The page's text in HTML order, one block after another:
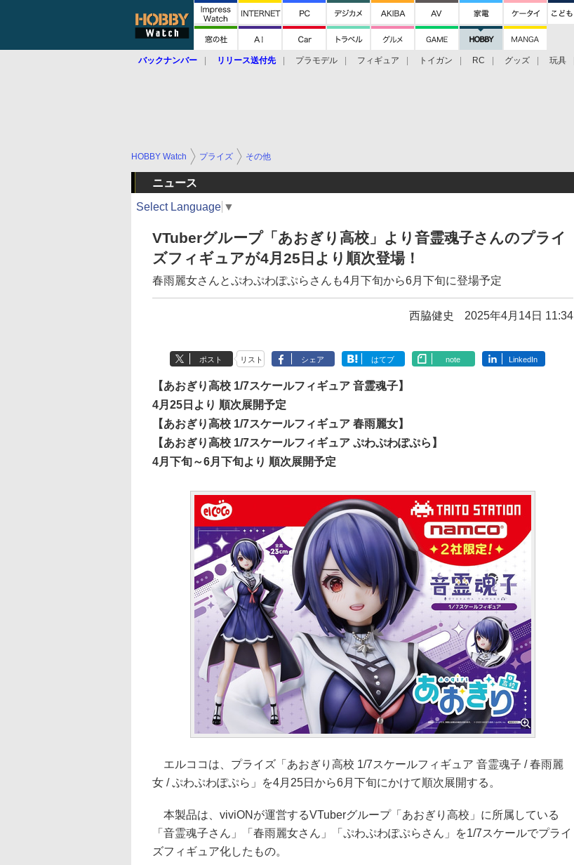
バックナンバー リリース送付先 プラモデル フィギュア トイガン RC グッズ 玩具
HOBBY Watch プライズ その他
ニュース
Select Language ▼
VTuberグループ「あおぎり高校」より音霊魂子さんのプライ
ズフィギュアが4月25日より順次登場！
春雨麗女さんとぷわぷわぽぷらさんも4月下旬から6月下旬に登場予定
西脇健史 2025年4月14日 11:34
ポスト リスト シェア はてブ note LinkedIn
【あおぎり高校 1/7スケールフィギュア 音霊魂子】
4月25日より 順次展開予定
【あおぎり高校 1/7スケールフィギュア 春雨麗女】
【あおぎり高校 1/7スケールフィギュア ぷわぷわぽぷら】
4月下旬～6月下旬より 順次展開予定
エルココは、プライズ「あおぎり高校 1/7スケールフィギュア 音霊魂子 / 春雨麗
女 / ぷわぷわぽぷら」を4月25日から6月下旬にかけて順次展開する。
本製品は、viviONが運営するVTuberグループ「あおぎり高校」に所属している
「音霊魂子さん」「春雨麗女さん」「ぷわぷわぽぷらさん」を1/7スケールでプライ
ズフィギュア化したもの。